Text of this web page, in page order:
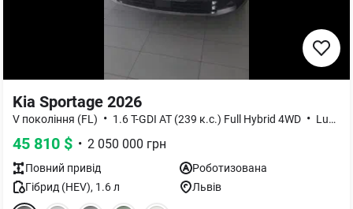
Kia Sportage 2026
V покоління (FL) • 1.6 T-GDI AT (239 к.с.) Full Hybrid 4WD • Luxury
45 810 $ • 2 050 000 грн
Повний привід
Роботизована
Гібрид (HEV), 1.6л Львів